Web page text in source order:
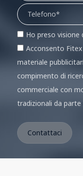
Ho preso visione
Acconsento Fitex
materiale
compimento di
commerciale con
tradizionali da